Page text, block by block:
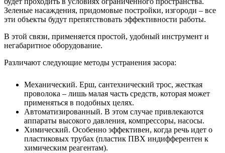
Зеленые насаждения, придомовые постройки, изгороди – все
эти объекты будут препятствовать эффективности работы.
В этой связи, применяется простой, удобный инструмент и
негабаритное оборудование.
Различают следующие методы устранения засора:
Механический. Ерш, сантехнический трос, жесткая
проволока – лишь малая часть средств, которая может
применяться в подобных целях.
Автоматизированный. В этом случае привлекаются
аппараты высокого давления, компрессоры, насосы.
Химический. Особенно эффективен, когда речь идет о
пластиковых трубах (пластик ПВХ индифферентен к
химическим реагентам).